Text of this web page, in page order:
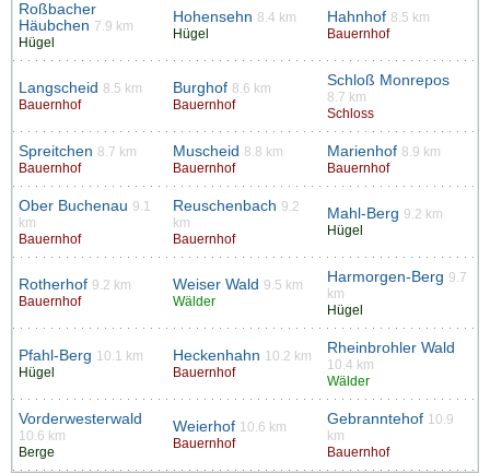
Roßbacher
Häubchen 7.9 km
Hügel
Hohensehn 8.4 km
Hügel
Hahnhof 8.5 km
Bauernhof
Langscheid 8.5 km
Bauernhof
Burghof 8.6 km
Bauernhof
Schloß Monrepos
8.7 km
Schloss
Spreitchen 8.7 km
Bauernhof
Muscheid 8.8 km
Bauernhof
Marienhof 8.9 km
Bauernhof
Ober Buchenau 9.1
km
Bauernhof
Reuschenbach 9.2
km
Bauernhof
Mahl-Berg 9.2 km
Hügel
Rotherhof 9.2 km
Bauernhof
Weiser Wald 9.5 km
Wälder
Harmorgen-Berg 9.7
km
Hügel
Pfahl-Berg 10.1 km
Hügel
Heckenhahn 10.2 km
Bauernhof
Rheinbrohler Wald
10.4 km
Wälder
Vorderwesterwald
10.6 km
Berge
Weierhof 10.6 km
Bauernhof
Gebranntehof 10.9
km
Bauernhof